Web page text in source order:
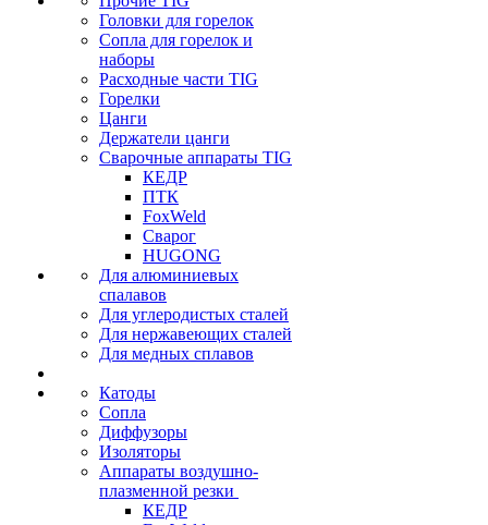
Головки для горелок
Сопла для горелок и
наборы
Расходные части TIG
Горелки
Цанги
Держатели цанги
Сварочные аппараты TIG
КЕДР
ПТК
FoxWeld
Сварог
HUGONG
Для алюминиевых
спалавов
Для углеродистых сталей
Для нержавеющих сталей
Для медных сплавов
Катоды
Сопла
Диффузоры
Изоляторы
Аппараты воздушно-
плазменной резки
КЕДР